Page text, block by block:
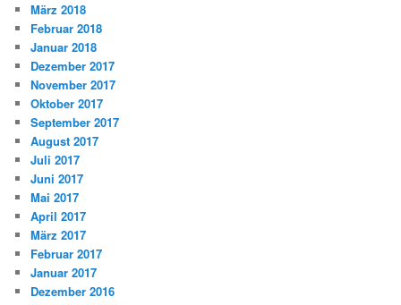
März 2018
Februar 2018
Januar 2018
Dezember 2017
November 2017
Oktober 2017
September 2017
August 2017
Juli 2017
Juni 2017
Mai 2017
April 2017
März 2017
Februar 2017
Januar 2017
Dezember 2016